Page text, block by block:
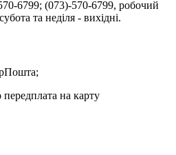
6799; (073)-570-6799, робочий
та неділя - вихідні.
на карту